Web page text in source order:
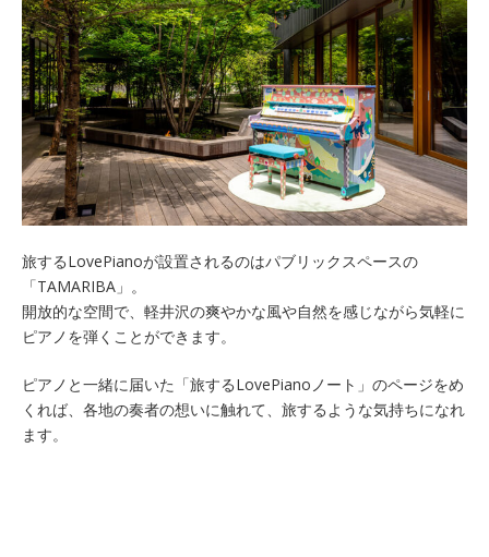
旅するLovePianoが設置されるのはパブリックスペースの
「TAMARIBA」。
開放的な空間で、軽井沢の爽やかな風や自然を感じながら気軽に
ピアノを弾くことができます。
ピアノと一緒に届いた「旅するLovePianoノート」のページをめ
くれば、各地の奏者の想いに触れて、旅するような気持ちになれ
ます。